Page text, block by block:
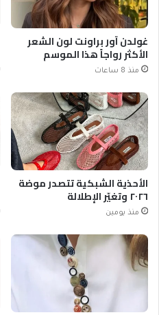
غولدن آور براونت لون الشعر
الأكثر رواجاً هذا الموسم
منذ 8 ساعات
الأحذية الشبكية تتصدر موضة
٢٠٢٦ وتغيّر الإطلالة
منذ يومين